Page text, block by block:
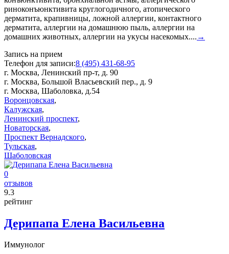
риноконъюнктивита круглогодичного, атопического
дерматита, крапивницы, ложной аллергии, контактного
дерматита, аллергии на домашнюю пыль, аллергии на
домашних животных, аллергии на укусы насекомых.... →
Запись на прием
Телефон для записи:8 (495) 431-68-95
г. Москва, Ленинский пр-т, д. 90
г. Москва, Большой Власьевский пер., д. 9
г. Москва, Шаболовка, д.54
Воронцовская,
Калужская,
Ленинский проспект,
Новаторская,
Проспект Вернадского,
Тульская,
Шаболовская
0
отзывов
9.3
рейтинг
Дерипапа Елена Васильевна
Иммунолог